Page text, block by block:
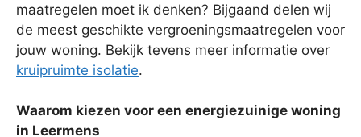
maatregelen moet ik denken? Bijgaand delen wij
de meest geschikte vergroeningsmaatregelen voor
jouw woning. Bekijk tevens meer informatie over
kruipruimte isolatie.
Waarom kiezen voor een energiezuinige woning
in Leermens